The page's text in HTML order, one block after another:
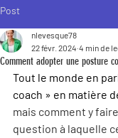
Post
Comment adopter une posture
nlevesque78
22 févr. 2024 4 min de
Tout le monde en
coach » en matière
mais comment y faire
question à laquelle